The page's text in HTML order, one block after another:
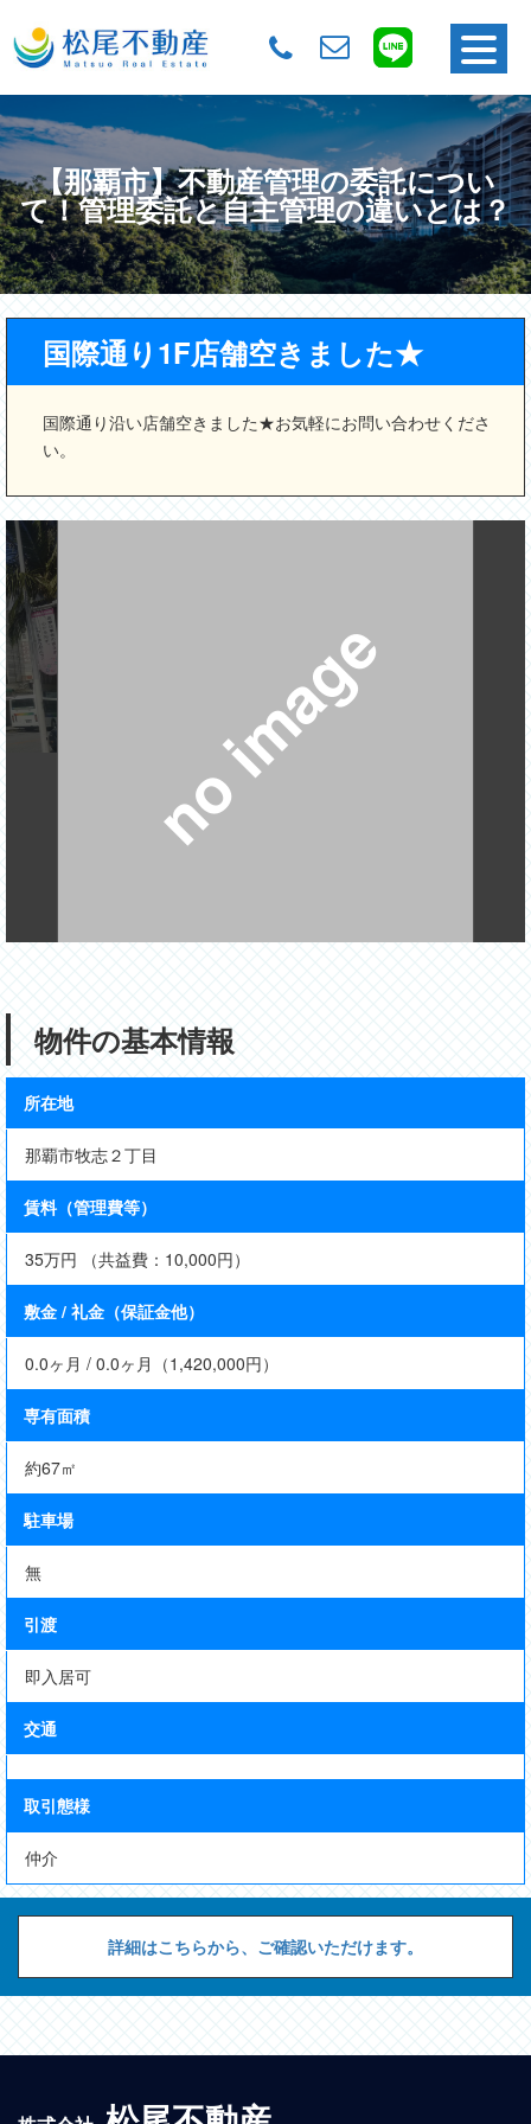
【那覇市】不動産管理の委託につい
て！管理委託と自主管理の違いとは？
国際通り1F店舗空きました★
国際通り沿い店舗空きました★お気軽にお問い合わせくださ
い。
no image
物件の基本情報
所在地
那覇市牧志２丁目
賃料（管理費等）
35万円 （共益費：10,000円）
敷金 / 礼金（保証金他）
0.0ヶ月 / 0.0ヶ月（1,420,000円）
専有面積
約67㎡
駐車場
無
引渡
即入居可
交通
取引態様
仲介
詳細はこちらから、ご確認いただけます。